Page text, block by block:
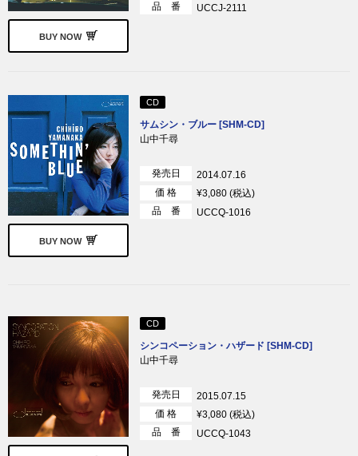
BUY NOW
品 番
UCCJ-2111
BUY NOW
CD
サムシン・ブルー [SHM-CD]
山中千尋
発売日
2014.07.16
価 格
¥3,080 (税込)
品 番
UCCQ-1016
CD
シンコペーション・ハザード [SHM-CD]
山中千尋
発売日
2015.07.15
価 格
¥3,080 (税込)
品 番
UCCQ-1043